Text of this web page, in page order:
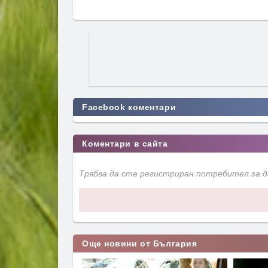
Facebook коментари
Коментари в сайта
Трябва да сте регистриран потребител
Още новини от България